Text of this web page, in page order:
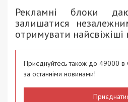
Рекламні блоки
залишатися
отримувати
Приєднуйтесь також до 49000 в
за останніми новинами!